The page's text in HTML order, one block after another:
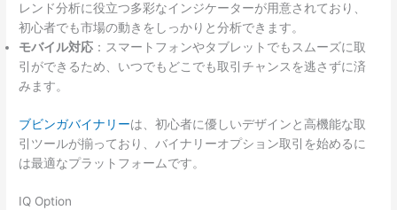
レンド分析に役立つ多彩なインジケーターが用意されており、
初心者でも市場の動きをしっかりと分析できます。
モバイル対応 ：スマートフォンやタブレットでもスムーズに取
引ができるため、いつでもどこでも取引チャンスを逃さずに済
みます。
ブビンガバイナリーは、初心者に優しいデザインと高機能な取
引ツールが揃っており、バイナリーオプション取引を始めるに
は最適なプラットフォームです。
IQ Option